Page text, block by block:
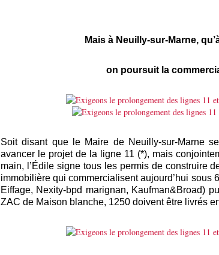
Mais à Neuilly-sur-Marne,
on poursuit la
Soit disant que le Maire de Neuilly-sur-Marne
avancer le projet de la ligne 11 (*), mais
main, l’Édile signe tous les permis de construire
immobilière qui commercialisent aujourd’hui sous
Eiffage, Nexity-bpd marignan, Kaufman&Broad)
ZAC de Maison blanche, 1250 doivent être livrés